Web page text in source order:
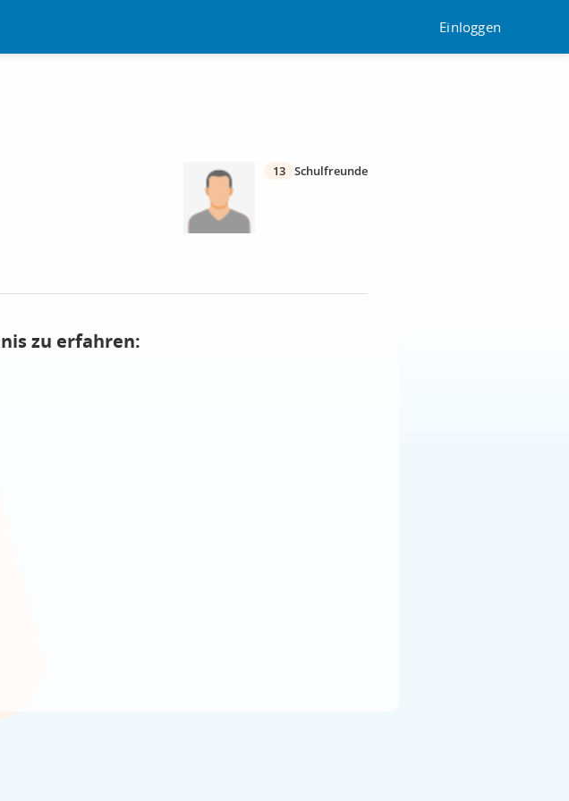
Einloggen
13 Schulfreunde
zu erfahren: